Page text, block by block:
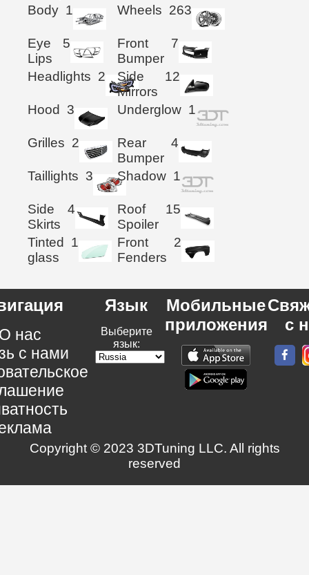
Body 1 Wheels 263
Eye
Lips
5
Front
Bumper
7
Headlights 2
Side
Mirrors
12
Hood 3 Underglow 1
Grilles 2
Rear
Bumper
4
Taillights 3 Shadow 1
Side
Skirts
4
Roof
Spoiler
15
Tinted
glass
1
Front
Fenders
2
нас
с нами
Язык
Выберите
язык:
Мобильные
приложения
с
Copyright © 2023 3DTuning LLC. All rights
reserved